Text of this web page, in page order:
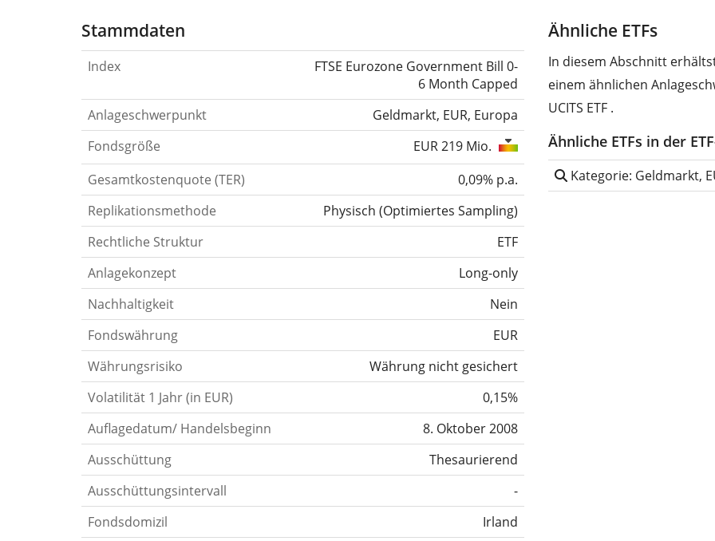
Stammdaten
Index
FTSE Eurozone Government Bill 0-
6 Month Capped
Anlageschwerpunkt
Geldmarkt, EUR, Europa
Fondsgröße
EUR 219 Mio.
Gesamtkostenquote (TER)
0,09% p.a.
Replikationsmethode
Physisch (Optimiertes Sampling)
Rechtliche Struktur
ETF
Anlagekonzept
Long-only
Nachhaltigkeit
Nein
Fondswährung
EUR
Währungsrisiko
Währung nicht gesichert
Volatilität 1 Jahr (in EUR)
0,15%
Auflagedatum/ Handelsbeginn
8. Oktober 2008
Ausschüttung
Thesaurierend
Ausschüttungsintervall
-
Fondsdomizil
Irland
Ähnliche ETFs
In diesem Abschnitt
einem ähnlichen
UCITS ETF .
Ähnliche ETFs in der
Kategorie: Geldmarkt,